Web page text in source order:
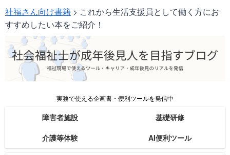
社福さん向け書籍 > これから生活支援員として働く方にお
すすめしたい本をご紹介！
実務で使える企画書・便利ツールを発信中
障害者施設
基礎研修
介護等体験
AI便利ツール